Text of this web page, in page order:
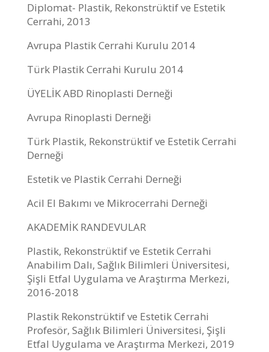
Diplomat- Plastik, Rekonstrüktif ve Estetik
Cerrahi, 2013
Avrupa Plastik Cerrahi Kurulu 2014
Türk Plastik Cerrahi Kurulu 2014
ÜYELİK ABD Rinoplasti Derneği
Avrupa Rinoplasti Derneği
Türk Plastik, Rekonstrüktif ve Estetik Cerrahi
Derneği
Estetik ve Plastik Cerrahi Derneği
Acil El Bakımı ve Mikrocerrahi Derneği
AKADEMİK RANDEVULAR
Plastik, Rekonstrüktif ve Estetik Cerrahi
Anabilim Dalı, Sağlık Bilimleri Üniversitesi,
Şişli Etfal Uygulama ve Araştırma Merkezi,
2016-2018
Plastik Rekonstrüktif ve Estetik Cerrahi
Profesör, Sağlık Bilimleri Üniversitesi, Şişli
Etfal Uygulama ve Araştırma Merkezi, 2019